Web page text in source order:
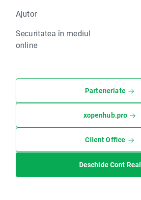
Ajutor
Securitatea în mediul
online
Parteneriate
xopenhub.pro
Client Office
Deschide Cont Real